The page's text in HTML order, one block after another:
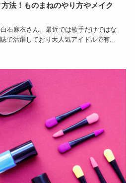
法！ものまねのやり方やメイク
石麻衣さん。最近では歌手だけではな
で活躍しており大人気アイドルで有名